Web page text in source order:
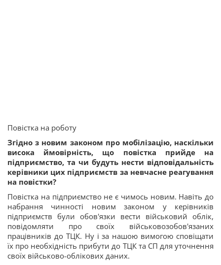
Повістка на роботу
Згідно з новим законом про мобілізацію, наскільки
висока ймовірність, що повістка прийде на
підприємство, та чи будуть нести відповідальність
керівники цих підприємств за невчасне реагування
на повістки?
Повістка на підприємство не є чимось новим. Навіть до
набрання чинності новим законом у керівників
підприємств були обов'язки вести військовий облік,
повідомляти про своїх військовозобов'язаних
працівників до ТЦК. Ну і за нашою вимогою сповіщати
їх про необхідність прибути до ТЦК та СП для уточнення
своїх військово-облікових даних.